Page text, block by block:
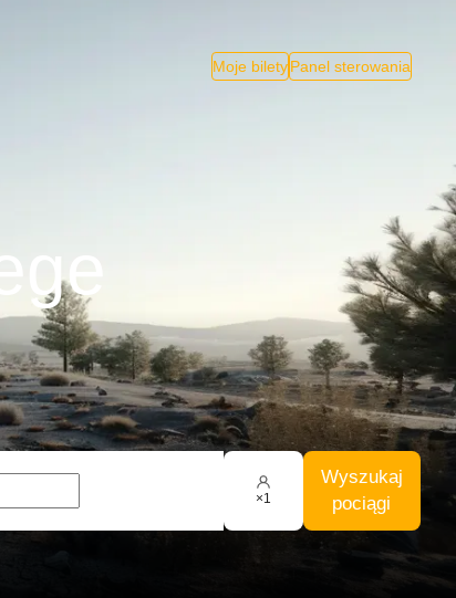
Moje biletyPanel sterowania
×1
Wyszukaj
pociągi